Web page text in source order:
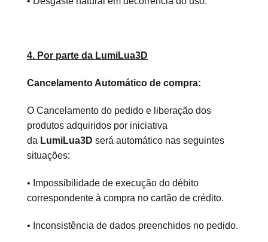
4. Por parte da LumiLua3D
Cancelamento Automático de compra:
O Cancelamento do pedido e liberação dos
produtos adquiridos por iniciativa
da LumiLua3D será automático nas seguintes
situações:
• Impossibilidade de execução do débito
correspondente à compra no cartão de crédito.
• Inconsistência de dados preenchidos no pedido.